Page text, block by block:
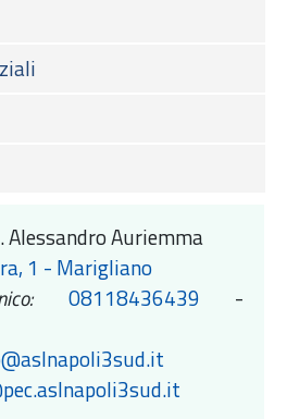
Auriemma
1 - Marigliano
08118436439 -